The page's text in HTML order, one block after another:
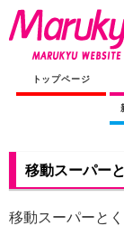
トップページ
移動スーパー
移動スーパーと